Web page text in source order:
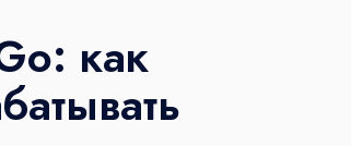
как